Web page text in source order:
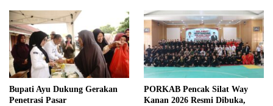
Bupati Ayu Dukung Gerakan
Penetrasi Pasar
PORKAB Pencak Silat Way
Kanan 2026 Resmi Dibuka,